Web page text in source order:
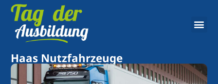
Haas Nutzfahrzeuge